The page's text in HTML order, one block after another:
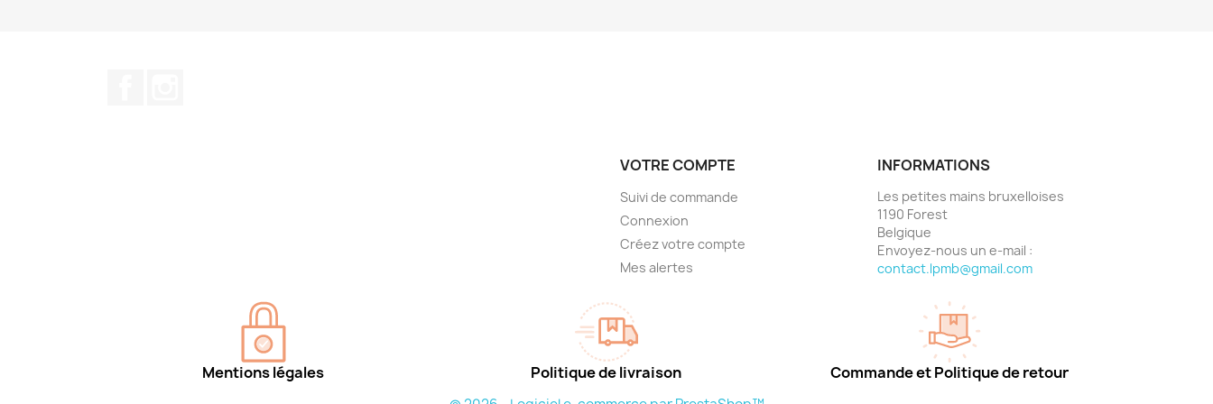
VOTRE COMPTE
Suivi de commande
Connexion
Créez votre compte
Mes alertes
INFORMATIONS
Les petites mains bruxelloises
1190 Forest
Belgique
Envoyez-nous un e-mail :
contact.lpmb@gmail.com
Mentions légales Politique de livraison Commande et Politique de retour